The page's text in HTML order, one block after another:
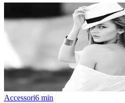
Accessori6 min